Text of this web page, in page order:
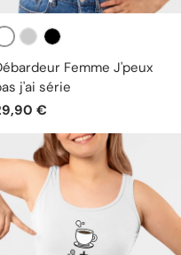
Blanc
Femme J'peux
j'ai série
€